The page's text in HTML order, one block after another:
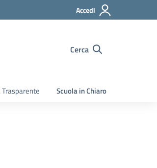
Accedi
Cerca
Scuola in Chiaro